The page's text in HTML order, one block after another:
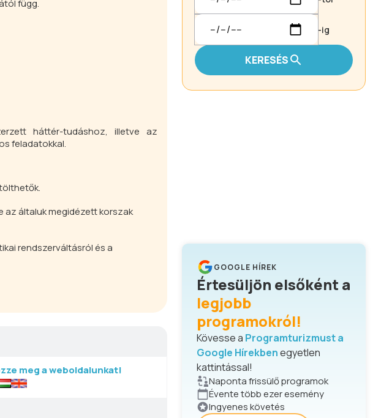
függ.
háttér-tudáshoz, illetve az
feladatokkal.
az általuk megidézett korszak
rendszerváltásról és a
meg a weboldalunkat!
-ig
KERESÉS
GOOGLE HÍREK
Értesüljön elsőként a
legjobb
programokról!
Kövesse a Programturizmust a
Google Hírekbenegyetlen
kattintással!
Naponta frissülő programok
Évente több ezer esemény
Ingyenes követés